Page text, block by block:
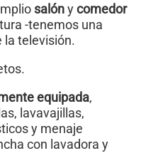
salónycomedor
-tenemos una
la televisión.
equipada,
lavavajillas,
y menaje
con lavadora y